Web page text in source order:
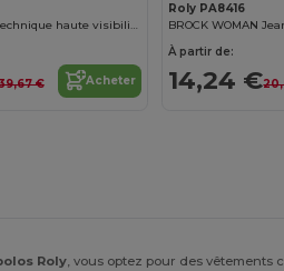
VEGA LS Polo technique haute visibilité à manches longues
€ Acheter
Roly PA8416
BROCK WOMAN
À partir de:
14,24 €
Roly, vous optez pour des vêtements